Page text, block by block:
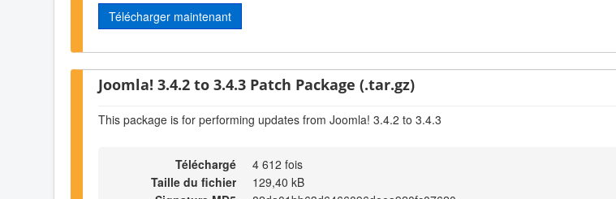
Télécharger maintenant
Joomla! 3.4.2 to 3.4.3 Patch Package (.tar.gz)
This package is for performing updates from Joomla! 3.4.2 to 3.4.3
Téléchargé
4 612 fois
Taille du fichier
129,40 kB